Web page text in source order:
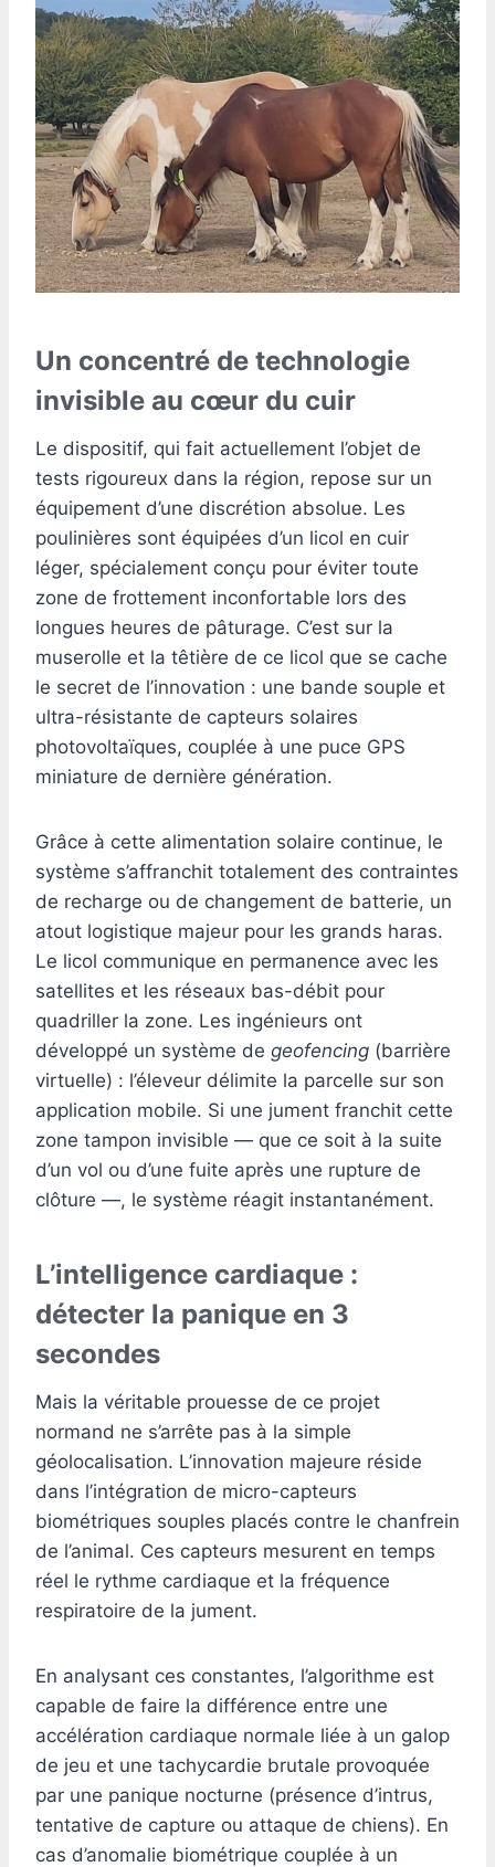
Un concentré de technologie
invisible au cœur du cuir
Le dispositif, qui fait actuellement l’objet de
tests rigoureux dans la région, repose sur un
équipement d’une discrétion absolue. Les
poulinières sont équipées d’un licol en cuir
léger, spécialement conçu pour éviter toute
zone de frottement inconfortable lors des
longues heures de pâturage. C’est sur la
muserolle et la têtière de ce licol que se cache
le secret de l’innovation : une bande souple et
ultra-résistante de capteurs solaires
photovoltaïques, couplée à une puce GPS
miniature de dernière génération.
Grâce à cette alimentation solaire continue, le
système s’affranchit totalement des contraintes
de recharge ou de changement de batterie, un
atout logistique majeur pour les grands haras.
Le licol communique en permanence avec les
satellites et les réseaux bas-débit pour
quadriller la zone. Les ingénieurs ont
développé un système de geofencing (barrière
virtuelle) : l’éleveur délimite la parcelle sur son
application mobile. Si une jument franchit cette
zone tampon invisible — que ce soit à la suite
d’un vol ou d’une fuite après une rupture de
clôture —, le système réagit instantanément.
L’intelligence cardiaque :
détecter la panique en 3
secondes
Mais la véritable prouesse de ce projet
normand ne s’arrête pas à la simple
géolocalisation. L’innovation majeure réside
dans l’intégration de micro-capteurs
biométriques souples placés contre le chanfrein
de l’animal. Ces capteurs mesurent en temps
réel le rythme cardiaque et la fréquence
respiratoire de la jument.
En analysant ces constantes, l’algorithme est
capable de faire la différence entre une
accélération cardiaque normale liée à un galop
de jeu et une tachycardie brutale provoquée
par une panique nocturne (présence d’intrus,
tentative de capture ou attaque de chiens). En
cas d’anomalie biométrique couplée à un